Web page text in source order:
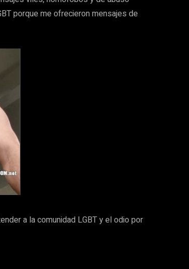
porque me ofrecieron mensajes de
a la comunidad LGBT y el odio por